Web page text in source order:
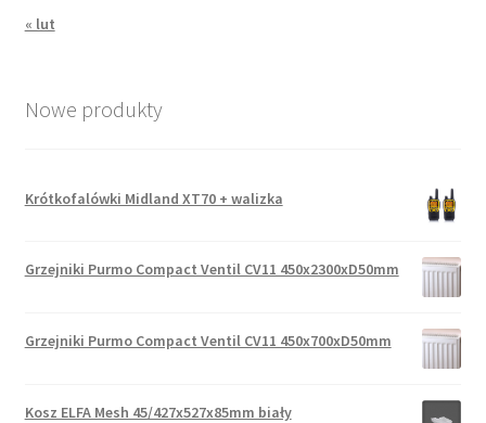
« lut
Nowe produkty
Krótkofalówki Midland XT70 + walizka
Grzejniki Purmo Compact Ventil CV11 450x2300xD50mm
Grzejniki Purmo Compact Ventil CV11 450x700xD50mm
Kosz ELFA Mesh 45/427x527x85mm biały